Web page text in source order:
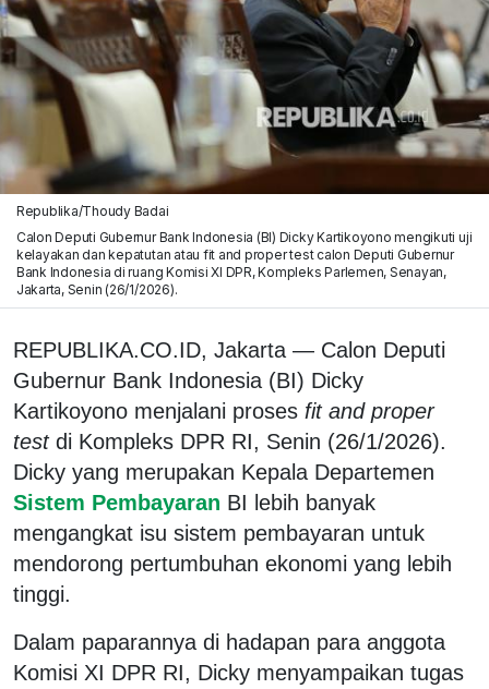
Republika/Thoudy Badai
Calon Deputi Gubernur Bank Indonesia (BI) Dicky Kartikoyono mengikuti uji
kelayakan dan kepatutan atau fit and proper test calon Deputi Gubernur
Bank Indonesia di ruang Komisi XI DPR, Kompleks Parlemen, Senayan,
Jakarta, Senin (26/1/2026).
REPUBLIKA.CO.ID, Jakarta — Calon Deputi
Gubernur Bank Indonesia (BI) Dicky
Kartikoyono menjalani proses fit and proper
testdi Kompleks DPR RI, Senin (26/1/2026).
Dicky yang merupakan Kepala Departemen
Sistem Pembayaran BI lebih banyak
mengangkat isu sistem pembayaran untuk
mendorong pertumbuhan ekonomi yang lebih
tinggi.
Dalam paparannya di hadapan para anggota
Komisi XI DPR RI, Dicky menyampaikan tugas